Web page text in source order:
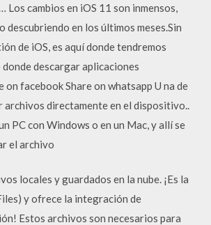
cambios en iOS 11 son inmensos,
descubriendo en los últimos meses.Sin
de iOS, es aquí donde tendremos
descargar aplicaciones
facebook Share on whatsapp U na de
archivos directamente en el dispositivo..
PC con Windows o en un Mac, y allí se
el archivo
locales y guardados en la nube. ¡Es la
y ofrece la integración de
Estos archivos son necesarios para